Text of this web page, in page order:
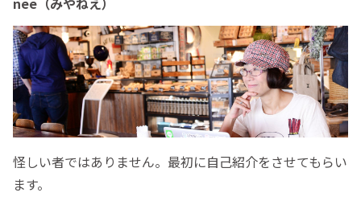
怪しい者ではありません。最初に自己紹介をさせてもらい
ます。